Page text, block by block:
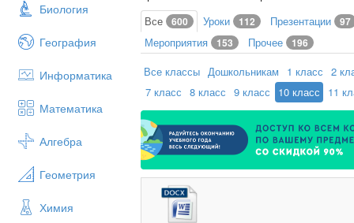
Биология
География
Информатика
Математика
Алгебра
Геометрия
Химия
Все 600 Уроки 112 Презентации 97
Мероприятия 153 Прочее 196
Все классы Дошкольникам 1 класс 2
7 класс 8 класс 9 класс 10 класс 11